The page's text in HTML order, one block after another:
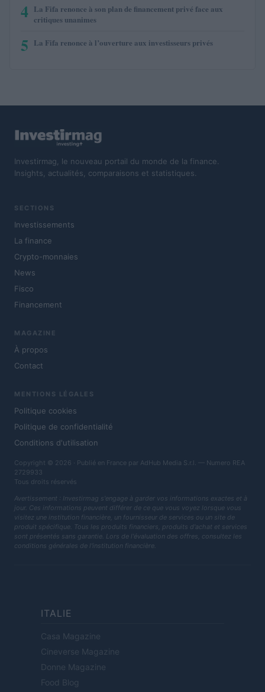
4 La Fifa renonce à son plan de financement privé face aux
critiques unanimes
5 La Fifa renonce à l’ouverture aux investisseurs privés
Investirmag, le nouveau portail du monde de la finance.
Insights, actualités, comparaisons et statistiques.
SECTIONS
Investissements
La finance
Crypto-monnaies
News
Fisco
Financement
MAGAZINE
À propos
Contact
MENTIONS LÉGALES
Politique cookies
Politique de confidentialité
Conditions d'utilisation
Copyright © 2026 · Publié en France par AdHub Media S.r.l. — Numero REA
2729933
Tous droits réservés
Avertissement : Investirmag s'engage à garder vos informations exactes et à
jour. Ces informations peuvent différer de ce que vous voyez lorsque vous
visitez une institution financière, un fournisseur de services ou un site de
produit spécifique. Tous les produits financiers, produits d'achat et services
sont présentés sans garantie. Lors de l'évaluation des offres, consultez les
conditions générales de l'institution financière.
ITALIE
Casa Magazine
Cineverse Magazine
Donne Magazine
Food Blog